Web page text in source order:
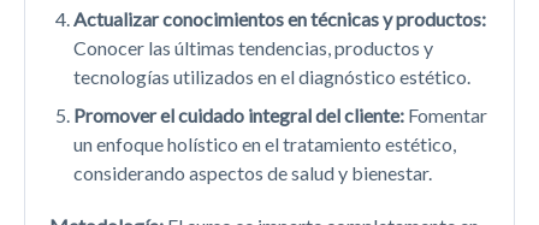
Actualizar conocimientos en técnicas y productos:
Conocer las últimas tendencias, productos y
tecnologías utilizados en el diagnóstico estético.
Promover el cuidado integral del cliente: Fomentar
un enfoque holístico en el tratamiento estético,
considerando aspectos de salud y bienestar.